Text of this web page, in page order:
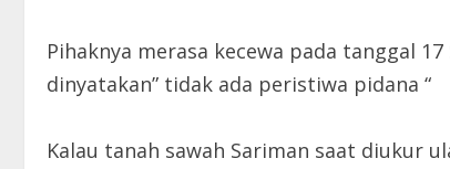
Pihaknya merasa kecewa pada tanggal
dinyatakan” tidak ada peristiwa pidana “
Kalau tanah sawah Sariman saat diukur